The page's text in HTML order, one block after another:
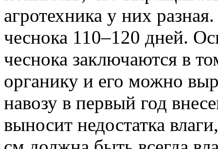
агротехника у них
чеснока 110–120 дней.
чеснока заключаются в
органику и его можно
навозу в первый год
выносит недостатка